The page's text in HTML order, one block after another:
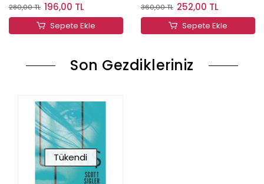
280,00 TL 196,00 TL
Sepete Ekle
360,00 TL 252,00 TL
Sepete Ekle
Son Gezdikleriniz
Tükendi